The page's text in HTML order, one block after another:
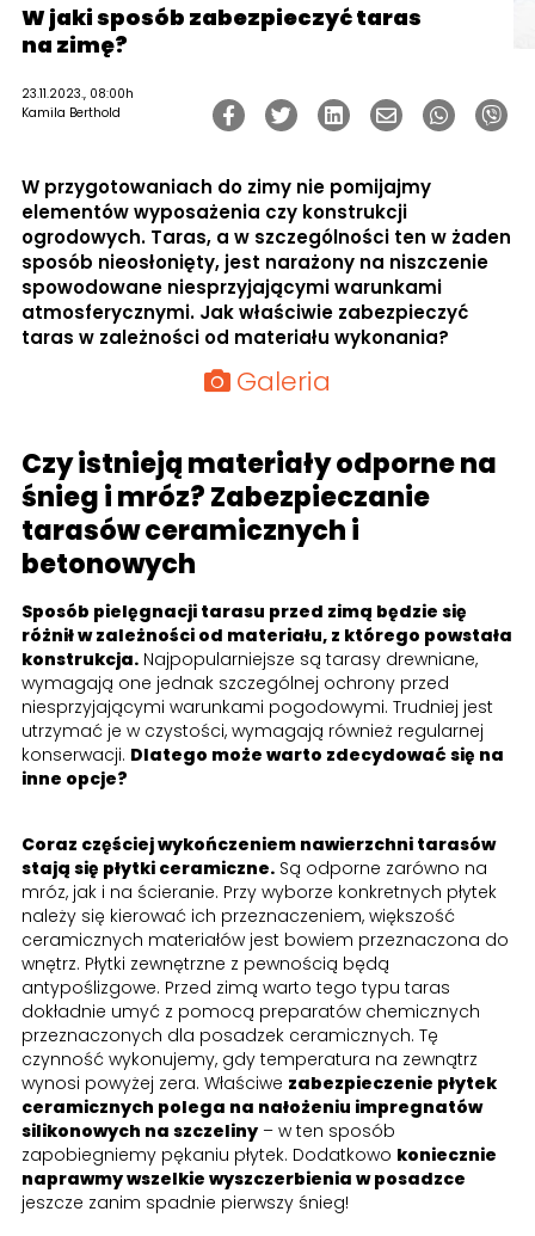
W jaki sposób zabezpieczyć taras
na zimę?
23.11.2023., 08:00h
Kamila Berthold
W przygotowaniach do zimy nie pomijajmy
elementów wyposażenia czy konstrukcji
ogrodowych. Taras, a w szczególności ten w żaden
sposób nieosłonięty, jest narażony na niszczenie
spowodowane niesprzyjającymi warunkami
atmosferycznymi. Jak właściwie zabezpieczyć
taras w zależności od materiału wykonania?
Galeria
Czy istnieją materiały odporne na
śnieg i mróz? Zabezpieczanie
tarasów ceramicznych i
betonowych
Sposób pielęgnacji tarasu przed zimą będzie się
różnił w zależności od materiału, z którego powstała
konstrukcja. Najpopularniejsze są tarasy drewniane,
wymagają one jednak szczególnej ochrony przed
niesprzyjającymi warunkami pogodowymi. Trudniej jest
utrzymać je w czystości, wymagają również regularnej
konserwacji. Dlatego może warto zdecydować się na
inne opcje?
Coraz częściej wykończeniem nawierzchni tarasów
stają się płytki ceramiczne. Są odporne zarówno na
mróz, jak i na ścieranie. Przy wyborze konkretnych płytek
należy się kierować ich przeznaczeniem, większość
ceramicznych materiałów jest bowiem przeznaczona do
wnętrz. Płytki zewnętrzne z pewnością będą
antypoślizgowe. Przed zimą warto tego typu taras
dokładnie umyć z pomocą preparatów chemicznych
przeznaczonych dla posadzek ceramicznych. Tę
czynność wykonujemy, gdy temperatura na zewnątrz
wynosi powyżej zera. Właściwe zabezpieczenie płytek
ceramicznych polega na nałożeniu impregnatów
silikonowych na szczeliny – w ten sposób
zapobiegniemy pękaniu płytek. Dodatkowo koniecznie
naprawmy wszelkie wyszczerbienia w posadzce
jeszcze zanim spadnie pierwszy śnieg!